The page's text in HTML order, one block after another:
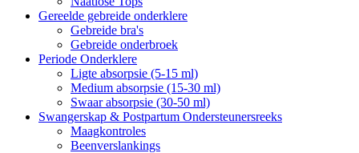
Gereelde gebreide onderklere
Gebreide bra's
Gebreide onderbroek
Periode Onderklere
Ligte absorpsie (5-15 ml)
Medium absorpsie (15-30 ml)
Swaar absorpsie (30-50 ml)
Swangerskap & Postpartum Ondersteunersreeks
Maagkontroles
Beenverslankings